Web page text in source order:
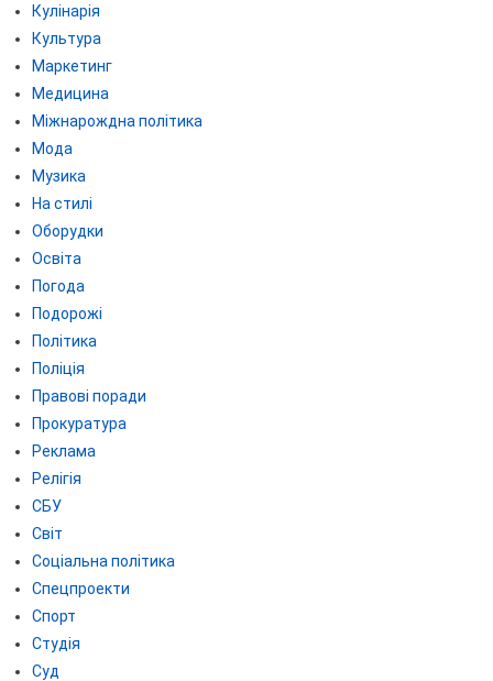
Кулінарія
Культура
Маркетинг
Медицина
Міжнарождна політика
Мода
Музика
На стилі
Оборудки
Освіта
Погода
Подорожі
Політика
Поліція
Правові поради
Прокуратура
Реклама
Релігія
СБУ
Світ
Соціальна політика
Спецпроекти
Спорт
Студія
Суд